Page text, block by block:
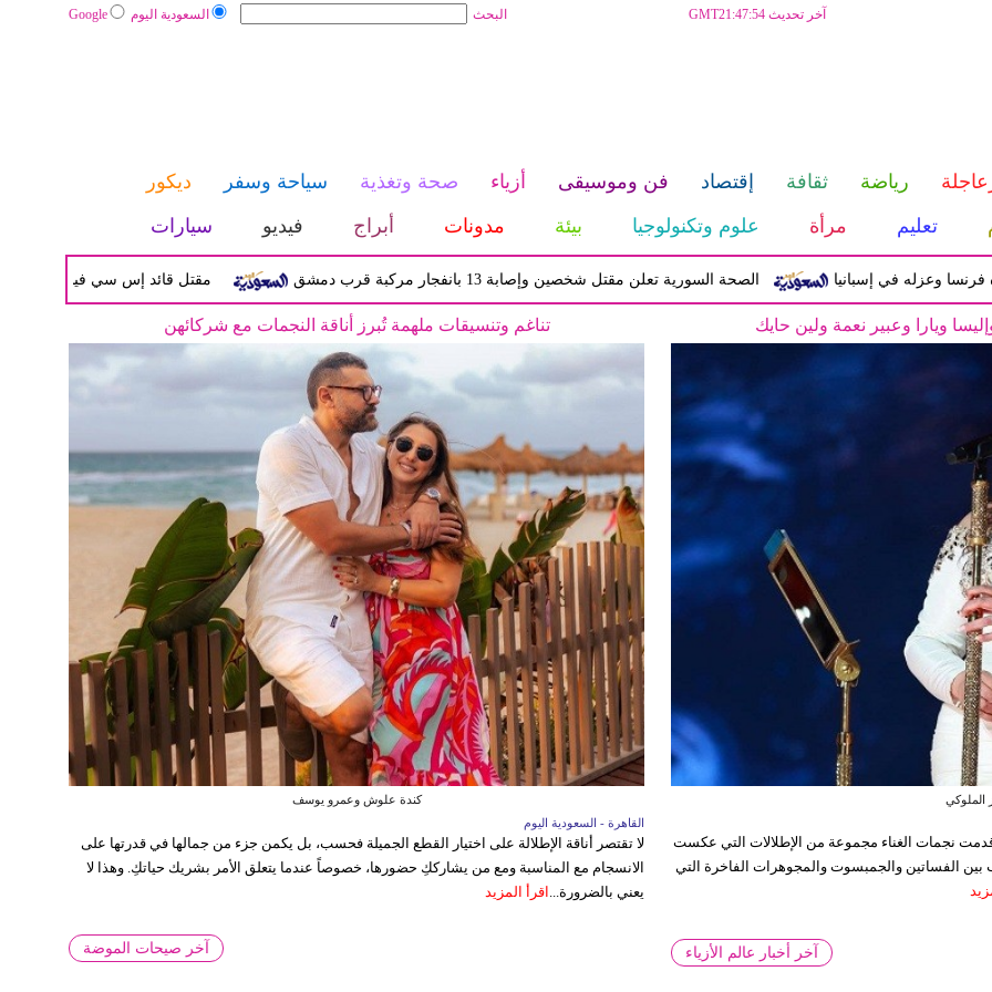
السعودية اليوم Google البحث آخر تحديث GMT21:47:54
رياضة ثقافة إقتصاد فن وموسيقى أزياء صحة وتغذية سياحة وسفر
ديكور
تعليم مرأة علوم وتكنولوجيا بيئة مدونات أبراج فيديو سيارات
مقتل قائد إس سي فيلا ديفيد أوري بعد الصحة السورية تعلن مقتل شخصين وإصابة 13 بانفجار مركبة قرب دمشق في إسبانيا
أجمل إطلالات نجمات الغناء هذا الأسبوع أحلام وإليسا ويارا وعبير نعمة ولين حايك
أحلام بفخامة الأبيض والتطريز الملوكي
دبي - السعودية اليوم
في أسبوع حافل بالحفلات والمهرجانات والظهور اللافت على المسارح، قدمت نجمات الغناء مجموعة من
تنوع أساليبهن في الموضة والجمال، حيث حضرت الأناقة بأكثر من أسلوب بين الفساتين والجمبسوت والمجوهرات
صنعت صورة متكاملة تليق بأجواء المسرح والمناسبات الكبرى....
بين السحر الهندي وفخامة بيروت
وهو ما تجيده النجمات باختيارات تجمع بين
لفتت العديد من النجمات الأنظار بإطلالات تنوعت بين
آخر أخبار عالم الأزياء
تناغم وتنسيقات ملهمة تُبرز أناقة النجمات مع شركائهن
كندة علوش وعمرو يوسف
القاهرة - السعودية اليوم
لا تقتصر أناقة الإطلالة على اختيار القطع الجميلة فحسب، بل يكمن جزء من جمالها في قدرتها على
الانسجام مع المناسبة ومع من يشارككِ حضورها، خصوصاً عندما يتعلق الأمر بشريك حياتكِ. وهذا لا
يعني بالضرورة... اقرأ المزيد
آخر صيحات الموضة